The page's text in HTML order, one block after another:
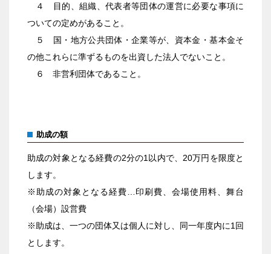
４ 目的、組織、代表者等団体の運営に必要な事項に
ついての定めがあること。
５ 国・地方公共団体・企業等が、資本金・基本金そ
の他これらに準ずるものを出資した法人でないこと。
６ 非営利団体であること。
助成の額
助成の対象となる経費の2分の1以内で、20万円を限度と
します。
※助成の対象となる経費…印刷費、会場使用料、舞台
（会場）設営費
※助成は、一つの団体又は個人に対し、同一年度内に1回
とします。